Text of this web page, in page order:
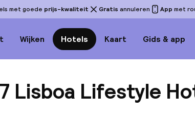
met goede prijs-kwaliteit Gratis annuleren App met
Wijken Hotels Kaart Gids & app
Lisboa Lifestyle